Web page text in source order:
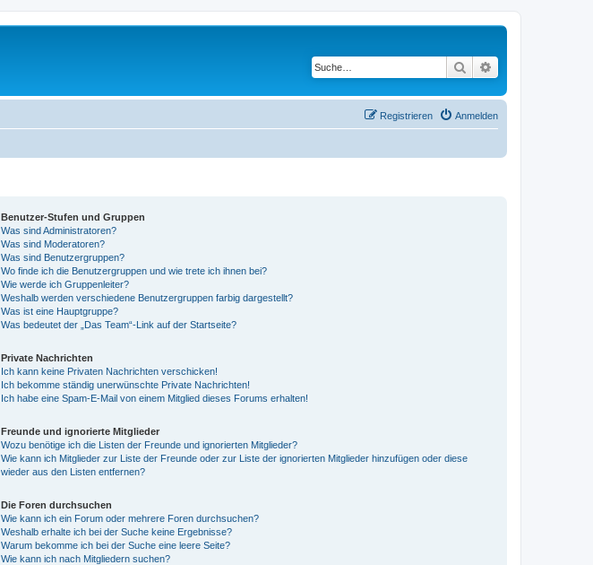
Suche
Anmelden
Registrieren
Benutzer-Stufen und Gruppen
Was sind Administratoren?
Was sind Moderatoren?
Was sind Benutzergruppen?
Wo finde ich die Benutzergruppen und wie trete ich ihnen bei?
Wie werde ich Gruppenleiter?
Weshalb werden verschiedene Benutzergruppen farbig dargestellt?
Was ist eine Hauptgruppe?
Was bedeutet der „Das Team“-Link auf der Startseite?
Private Nachrichten
Ich kann keine Privaten Nachrichten verschicken!
Ich bekomme ständig unerwünschte Private Nachrichten!
Ich habe eine Spam-E-Mail von einem Mitglied dieses Forums erhalten!
Freunde und ignorierte Mitglieder
Wozu benötige ich die Listen der Freunde und ignorierten Mitglieder?
Wie kann ich Mitglieder zur Liste der Freunde oder zur Liste der ignorierten Mitglieder hinzufügen oder diese
wieder aus den Listen entfernen?
Die Foren durchsuchen
Wie kann ich ein Forum oder mehrere Foren durchsuchen?
Weshalb erhalte ich bei der Suche keine Ergebnisse?
Warum bekomme ich bei der Suche eine leere Seite?
Wie kann ich nach Mitgliedern suchen?